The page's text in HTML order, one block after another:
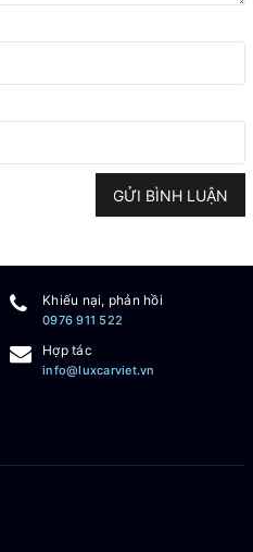
GỬI BÌNH LUẬN
Khiếu nại, phản hồi
0976 911 522
Hợp tác
info@luxcarviet.vn